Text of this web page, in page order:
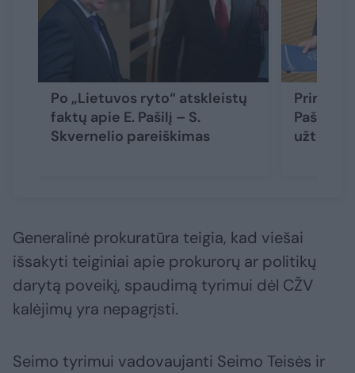
Po „Lietuvos ryto“ atskleistų
faktų apie E. Pašilį – S.
Skvernelio pareiškimas
Pašilis
užtruko
Generalinė prokuratūra teigia, kad viešai
išsakyti teiginiai apie prokurorų ar politikų
darytą poveikį, spaudimą tyrimui dėl CŽV
kalėjimų yra nepagrįsti.
Seimo tyrimui vadovaujanti Seimo Teisės ir